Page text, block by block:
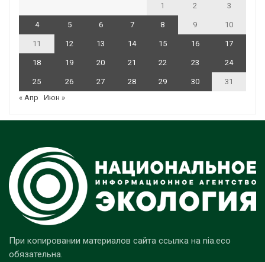
1 2 3
4 5 6 7 8 9 10
11 12 13 14 15 16 17
18 19 20 21 22 23 24
25 26 27 28 29 30
31
« Апр
Июн »
При копировании материалов сайта ссылка на nia.eco
обязательна.